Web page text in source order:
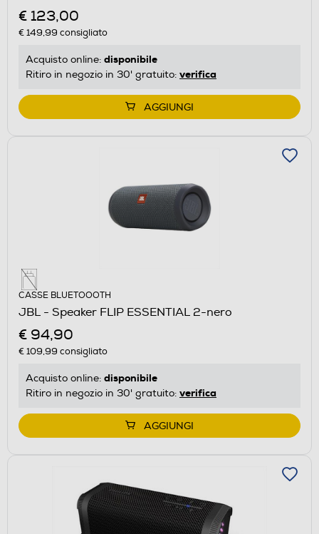
€ 123,00
€ 149,99 consigliato
Acquisto online: disponibile
Ritiro in negozio in 30' gratuito: verifica
AGGIUNGI
CASSE BLUETOOOTH
JBL - Speaker FLIP ESSENTIAL 2-nero
€ 94,90
€ 109,99 consigliato
Acquisto online: disponibile
Ritiro in negozio in 30' gratuito: verifica
AGGIUNGI